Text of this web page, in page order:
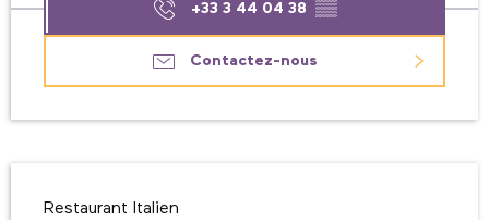
+33 3 44 04 38 ▒▒
Contactez-nous
Restaurant Italien